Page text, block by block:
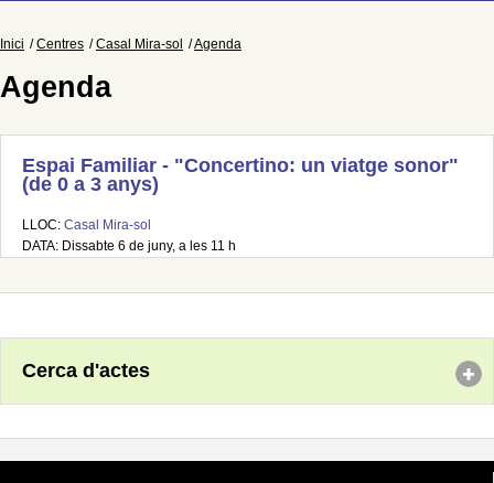
Inici Centres Casal Mira-sol Agenda
Agenda
Espai Familiar - "Concertino: un viatge sonor"
(de 0 a 3 anys)
LLOC: Casal Mira-sol
DATA: Dissabte 6 de juny, a les 11 h
Cerca d'actes